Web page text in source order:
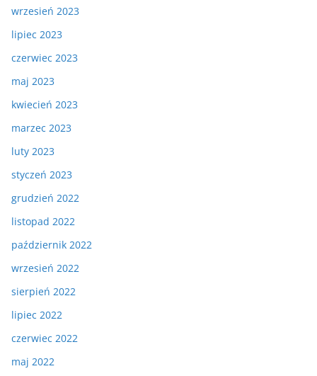
wrzesień 2023
lipiec 2023
czerwiec 2023
maj 2023
kwiecień 2023
marzec 2023
luty 2023
styczeń 2023
grudzień 2022
listopad 2022
październik 2022
wrzesień 2022
sierpień 2022
lipiec 2022
czerwiec 2022
maj 2022